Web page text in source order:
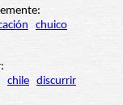
chuico
chile discurrir